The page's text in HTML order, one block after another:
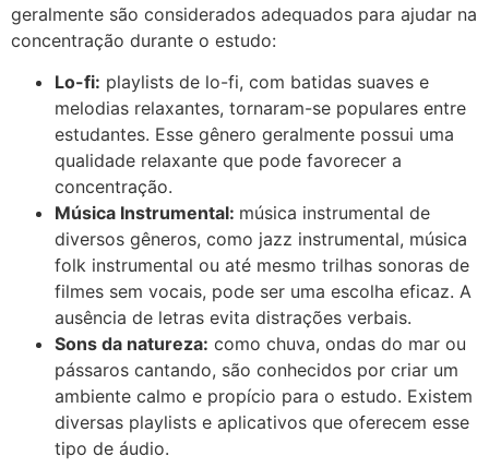
geralmente são considerados adequados para ajudar na
concentração durante o estudo:
Lo-fi: playlists de lo-fi, com batidas suaves e
melodias relaxantes, tornaram-se populares entre
estudantes. Esse gênero geralmente possui uma
qualidade relaxante que pode favorecer a
concentração.
Música Instrumental: música instrumental de
diversos gêneros, como jazz instrumental, música
folk instrumental ou até mesmo trilhas sonoras de
filmes sem vocais, pode ser uma escolha eficaz. A
ausência de letras evita distrações verbais.
Sons da natureza: como chuva, ondas do mar ou
pássaros cantando, são conhecidos por criar um
ambiente calmo e propício para o estudo. Existem
diversas playlists e aplicativos que oferecem esse
tipo de áudio.